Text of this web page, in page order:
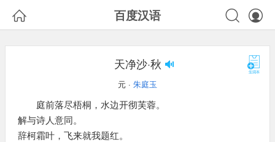
 百度汉语 

天净沙·秋
元 · 朱庭玉
庭前落尽梧桐，水边开彻芙蓉。
解与诗人意同。
辞柯霜叶，飞来就我题红。